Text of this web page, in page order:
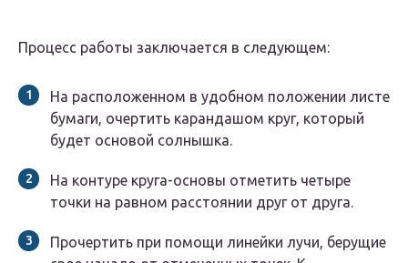
Процесс работы заключается в следующем:
На расположенном в удобном положении листе
бумаги, очертить карандашом круг, который
будет основой солнышка.
На контуре круга-основы отметить четыре
точки на равном расстоянии друг от друга.
Прочертить при помощи линейки лучи, берущие